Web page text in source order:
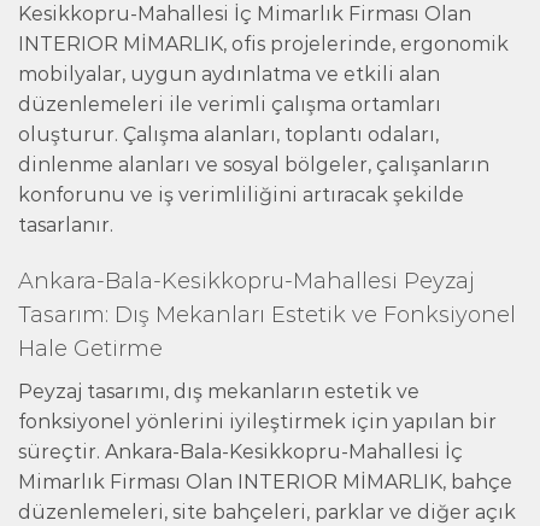
Kesikkopru-Mahallesi İç Mimarlık Firması Olan
INTERIOR MİMARLIK, ofis projelerinde, ergonomik
mobilyalar, uygun aydınlatma ve etkili alan
düzenlemeleri ile verimli çalışma ortamları
oluşturur. Çalışma alanları, toplantı odaları,
dinlenme alanları ve sosyal bölgeler, çalışanların
konforunu ve iş verimliliğini artıracak şekilde
tasarlanır.
Ankara-Bala-Kesikkopru-Mahallesi Peyzaj
Tasarım: Dış Mekanları Estetik ve Fonksiyonel
Hale Getirme
Peyzaj tasarımı, dış mekanların estetik ve
fonksiyonel yönlerini iyileştirmek için yapılan bir
süreçtir. Ankara-Bala-Kesikkopru-Mahallesi İç
Mimarlık Firması Olan INTERIOR MİMARLIK, bahçe
düzenlemeleri, site bahçeleri, parklar ve diğer açık